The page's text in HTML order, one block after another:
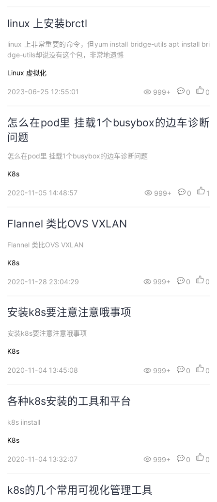
课
程
的
认
证
我
的
实
验
我
的
收
藏
术
支
持
云
声
建
议
linux 上安装brctl
linux 上非常重要的命令，但yum install bridge-utils apt install bri
dge-utils却说没有这个包，非常地遗憾
Linux 虚拟化
2023-06-25 12:55:01 999+ 0 0
怎么在pod里 挂载1个busybox的边车诊断
问题
怎么在pod里 挂载1个busybox的边车诊断问题
K8s
2020-11-05 14:48:57 999+ 0 1
Flannel 类比OVS VXLAN
Flannel 类比OVS VXLAN
K8s
2020-11-28 23:04:29 999+ 0 0
安装k8s要注意注意哦事项
安装k8s要注意注意哦事项
K8s
2020-11-04 13:45:08 999+ 0 0
各种k8s安装的工具和平台
k8s iinstall
K8s
2020-11-04 13:32:07 999+ 0 0
k8s的几个常用可视化管理工具